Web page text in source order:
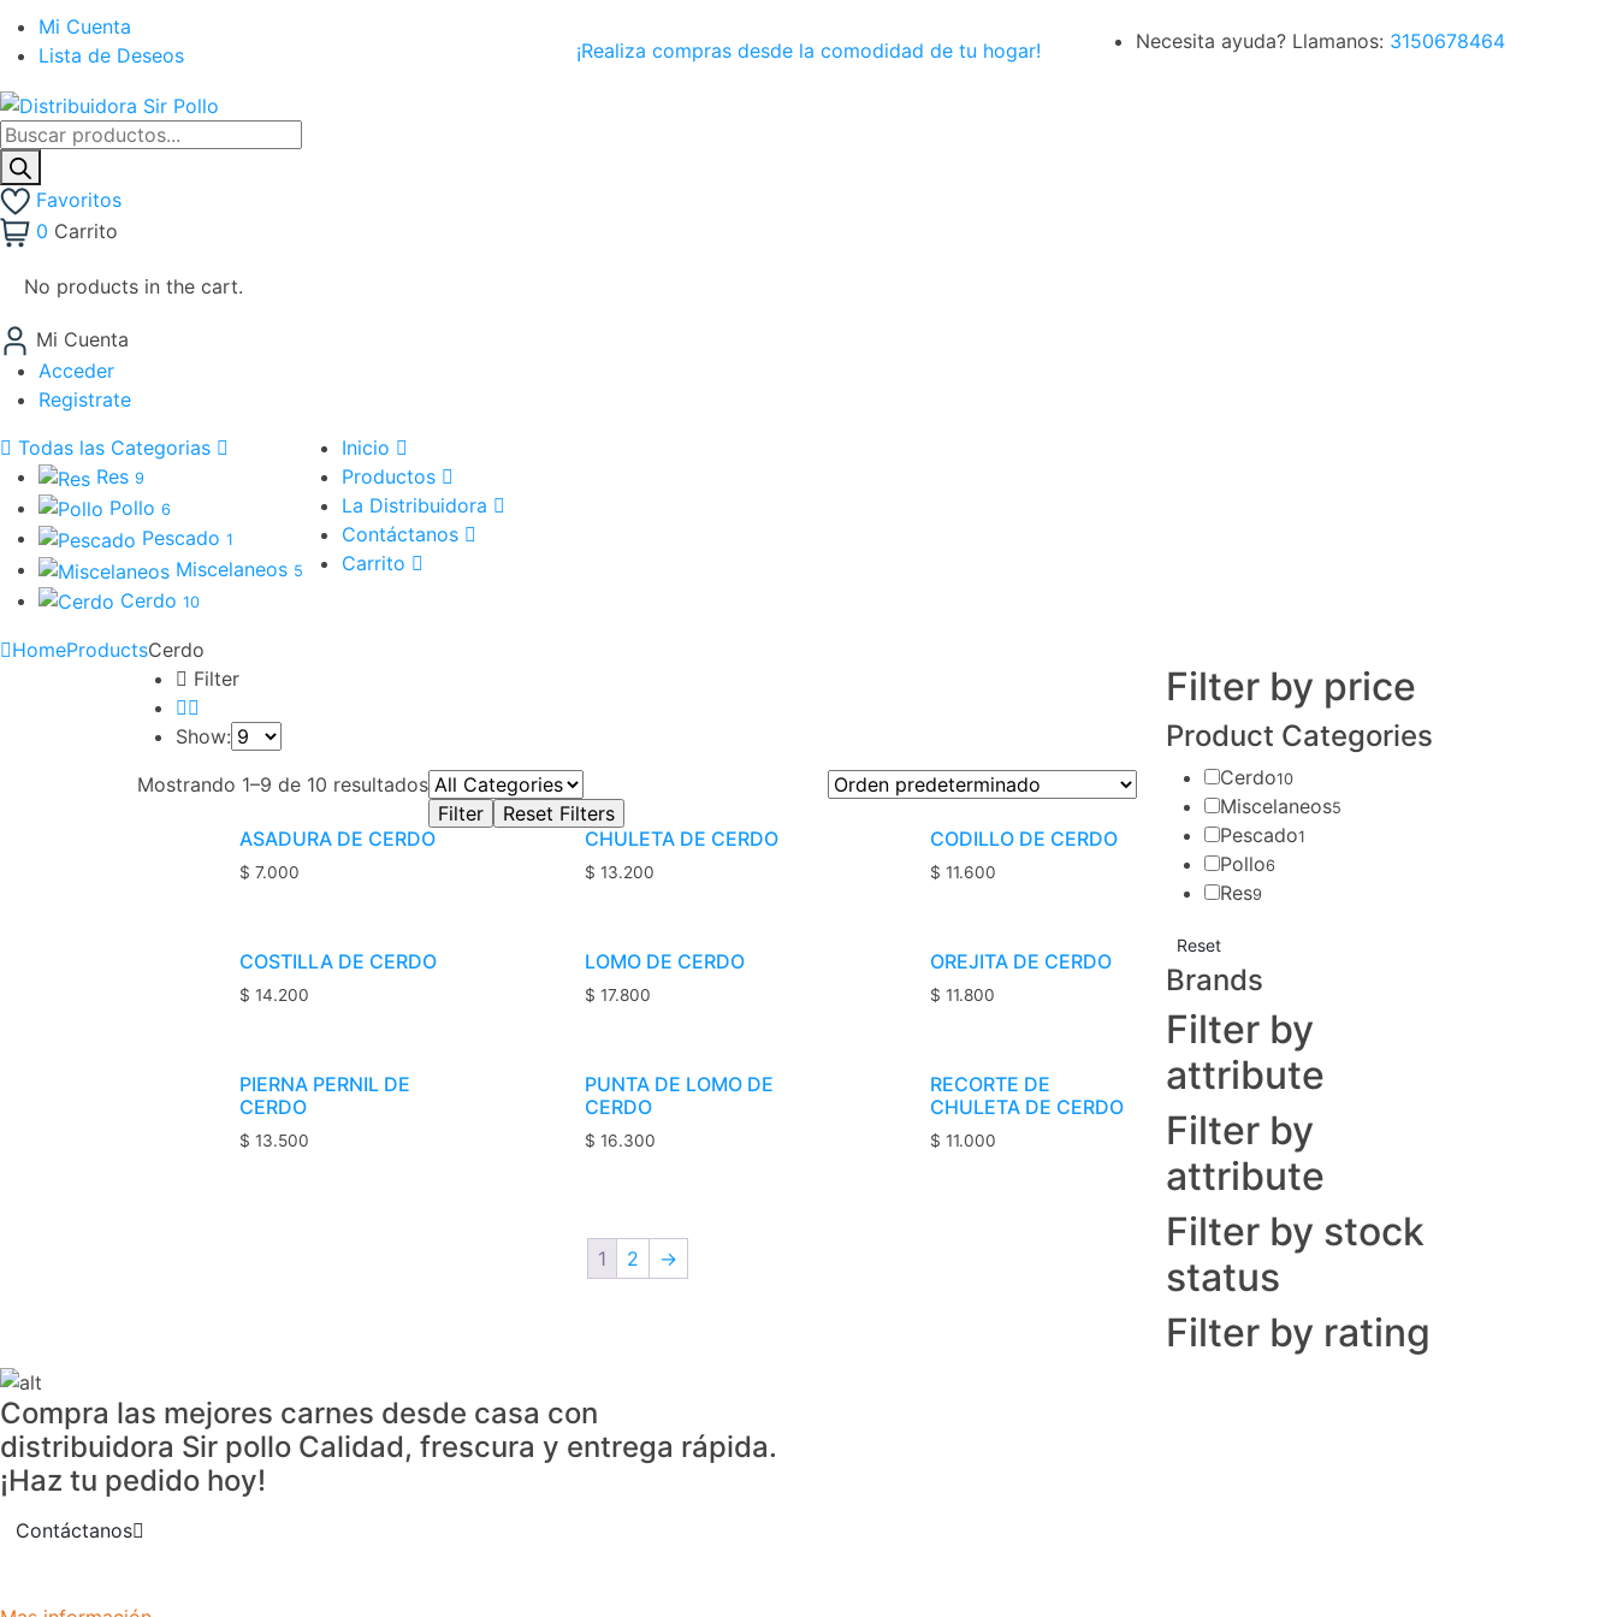
Mi Cuenta
Lista de Deseos
¡Realiza compras desde la comodidad de tu hogar! Envio gratuito por compras superiores a $155.000 COP
Necesita ayuda? Llamanos: 3150678464
Búsqueda
de
productos
Favoritos
0 Carrito
No products in the cart.
Mi Cuenta
Acceder
Registrate
Todas las Categorias
Res 9
Pollo 6
Pescado 1
Miscelaneos 5
Cerdo 10
Inicio
Productos
La Distribuidora
Contáctanos
Carrito
HomeProductsCerdo
Filter
Show:
Mostrando 1–9 de 10 resultados
ASADURA DE CERDO
$ 7.000
CHULETA DE CERDO
$ 13.200
CODILLO DE CERDO
$ 11.600
COSTILLA DE CERDO
$ 14.200
LOMO DE CERDO
$ 17.800
OREJITA DE CERDO
$ 11.800
PIERNA PERNIL DE
CERDO
$ 13.500
PUNTA DE LOMO DE
CERDO
$ 16.300
RECORTE DE
CHULETA DE CERDO
$ 11.000
1 2 →
Filter by price
Product Categories
Cerdo10
Miscelaneos5
Pescado1
Pollo6
Res9
Reset
Brands
Filter by
attribute
Filter by
attribute
Filter by stock
status
Filter by rating
Compra las mejores carnes desde casa con
distribuidora Sir pollo Calidad, frescura y entrega rápida.
¡Haz tu pedido hoy!
Contáctanos